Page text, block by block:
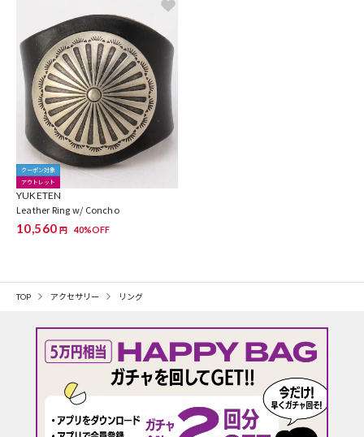
クーポン対象
アウトレット
YUKETEN
Leather Ring w/ Concho
10,560 円 40%OFF
TOP アクセサリー リング